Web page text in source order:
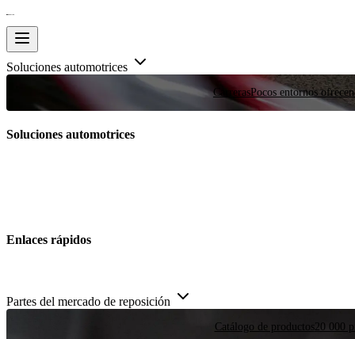
Soluciones automotrices
CarrerasPocos entornos
Soluciones automotrices
Enlaces rápidos
Partes del mercado de reposición
Catálogo de productos20 000